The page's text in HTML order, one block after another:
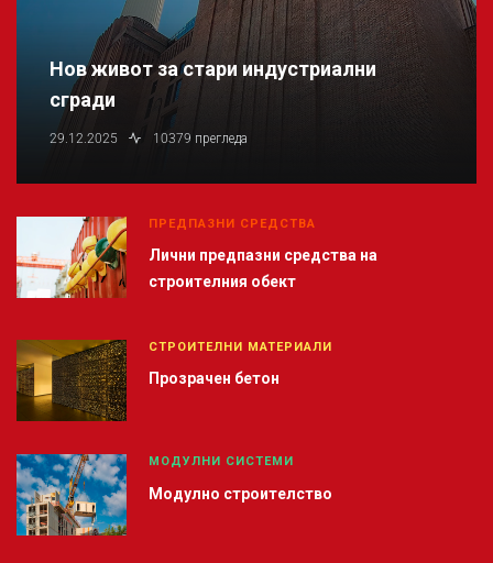
Нов живот за стари индустриални
сгради
29.12.2025 10379 прегледа
ПРЕДПАЗНИ СРЕДСТВА
Лични предпазни средства на
строителния обект
СТРОИТЕЛНИ МАТЕРИАЛИ
Прозрачен бетон
МОДУЛНИ СИСТЕМИ
Модулно строителство